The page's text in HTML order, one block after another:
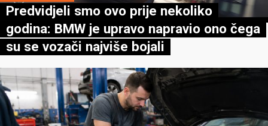
Predvidjeli smo ovo prije nekoliko
godina: BMW je upravo napravio ono čega
su se vozači najviše bojali